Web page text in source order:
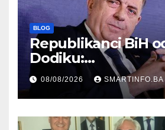
BLOG
Republikanci BiH
Dodiku:
kultura postoji i
građanima
08/08/2026 SMARTINFO.BA